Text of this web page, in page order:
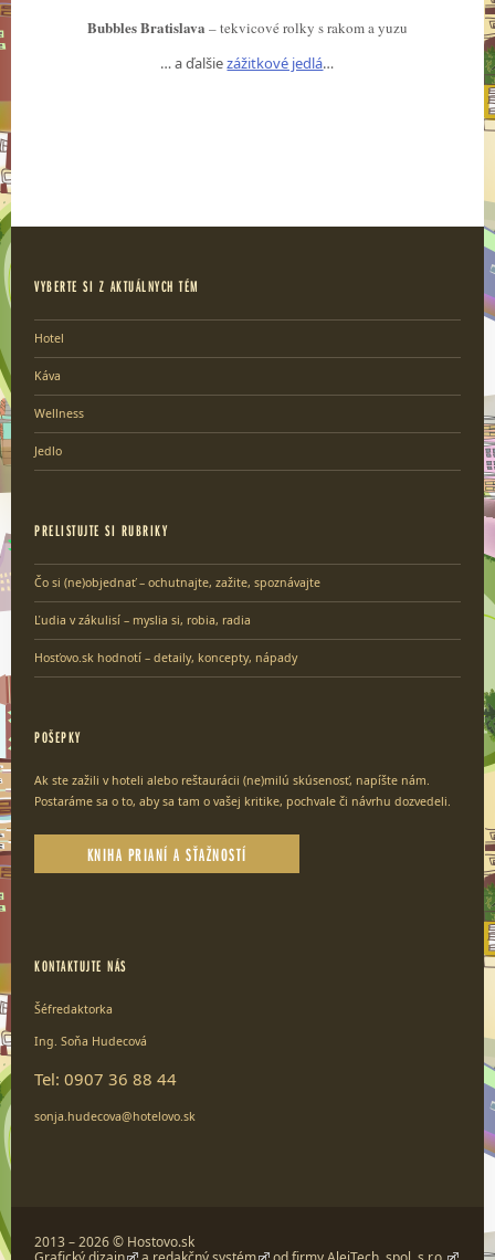
Bubbles Bratislava – tekvicové rolky s rakom a yuzu
… a ďalšiezážitkové jedlá…
VYBERTE SI Z AKTUÁLNYCH TÉM
Hotel
Káva
Wellness
Jedlo
PRELISTUJTE SI RUBRIKY
Čo si (ne)objednať – ochutnajte, zažite, spoznávajte
Ľudia v zákulisí – myslia si, robia, radia
Hosťovo.sk hodnotí – detaily, koncepty, nápady
POŠEPKY
Ak ste zažili v hoteli alebo reštaurácii (ne)milú skúsenosť, napíšte nám.
Postaráme sa o to, aby sa tam o vašej kritike, pochvale či návrhu dozvedeli.
KNIHA PRIANÍ A SŤAŽNOSTÍ
KONTAKTUJTE NÁS
Šéfredaktorka
Ing. Soňa Hudecová
Tel: 0907 36 88 44
sonja.hudecova@hotelovo.sk
2013 – 2026 © Hostovo.sk